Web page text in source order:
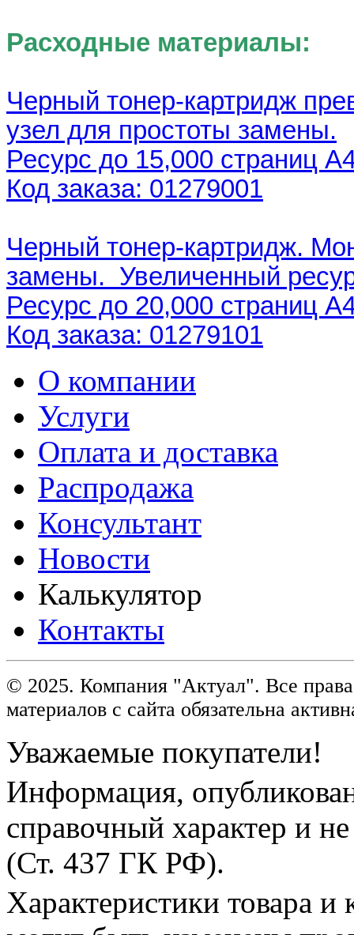
Расходные материалы:
Черный тонер-картридж
узел для простоты замены.
Ресурс до 15,000 страниц
Код заказа: 01279001
Черный тонер-картридж.
замены. Увеличенный
Ресурс до 20,000 страниц
Код заказа: 01279101
О компании
Услуги
Оплата и доставка
Распродажа
Консультант
Новости
Калькулятор
Контакты
© 2025. Компания "Актуал". Все
материалов с сайта обязательна
Уважаемые покупатели!
Информация,
справочный характер и
(Ст. 437 ГК РФ).
Характеристики товара и